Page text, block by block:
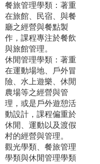
餐旅管理學類：著重
在旅館、民宿、與餐
廳之經營與餐點製
作，課程專注於餐飲
與旅館管理。
休閒管理學類：著重
在運動場地、戶外冒
險、水上遊樂、休閒
農場等之經營與管
理，或是戶外遊憩活
動設計，課程偏重於
休閒、運動以及渡假
村的經營與管理。
觀光學類、餐旅管理
學類與休閒管理學類